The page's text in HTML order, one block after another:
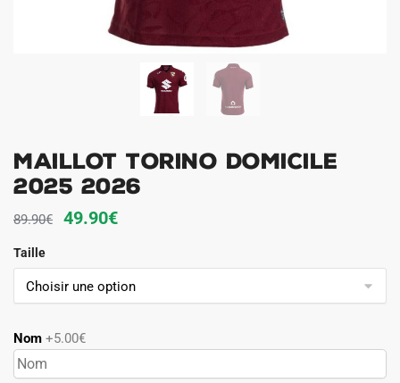
Maillot Torino Domicile
2025 2026
89.90€
Le
initial
était :
49.90€Le
actuel
est :
Taille
Nom +5.00€